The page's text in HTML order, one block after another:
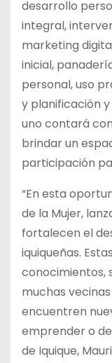
desarrollo
integral,
marketing
inicial,
personal, uso
y planificación
uno contará
brindar un
participación
“En esta
de la Mujer,
fortalecen el
iquiqueñas.
conocimientos,
muchas
encuentren
emprender o
de Iquique,